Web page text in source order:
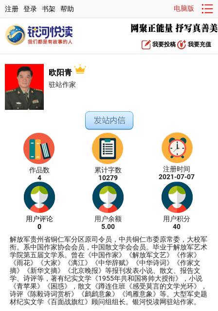
注册 登录 书架 帮助 电脑版
我要投稿 我要充值
欧阳青
驻站作家
作品数
4
累计字数
10279
注册时间
2021-07-07
用户评论
0
用户余额
5.00
用户积分
40
解放军贵州省铜仁军分区原司令员，中共铜仁市委原常委，大校军
衔。系中国作家协会会员，中国散文学会会员。毕业于解放军艺术
学院第五届文学系。曾在《中国作家》《解放军文艺》《作家》
《雨花》《大家》《漓江》《中华辞赋》《中华诗词》《作家文
摘》《新华文摘》《北京晚报》等报刊发表小说、散文、报告文
学、诗评等，著有纪实文学《1955年共和国将帅大授衔》，小说
《青苹果》《困惑》，散文《蹲连住班《感受莫言的文学光环》，
诗评《陈毅诗词赏析》《鹧鹧意象》《鸿雁意象》等。大型军史题
材纪实文学《百面战旗红》顾问组组长。银河悦读网驻站作家。